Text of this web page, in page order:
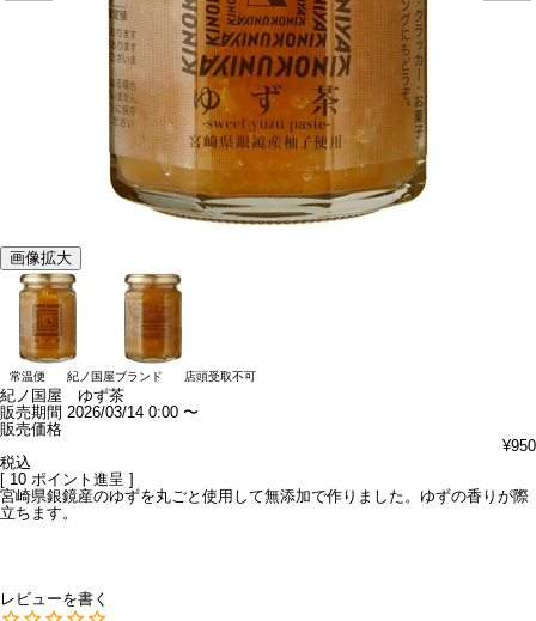
画像拡大
常温便 紀ノ国屋ブランド 店頭受取不可
紀ノ国屋 ゆず茶
販売期間 2026/03/14 0:00 〜
販売価格
¥950
税込
[ 10 ポイント進呈 ]
宮崎県銀鏡産のゆずを丸ごと使用して無添加で作りました。ゆずの香りが際
立ちます。
レビューを書く